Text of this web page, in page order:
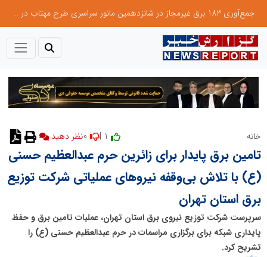
جمع‌آوری 183 برق غیرمجاز در شانزدهمین مانور سراسری طرح مهتاب در استان تهران
خانه نظر دهید
تامین برق پایدار برای زائرین حرم عبدالعظیم حسنی
(ع) با تلاش بی‌وقفه نیروهای عملیاتی شرکت توزیع
برق استان تهران
سرپرست شرکت توزیع نیروی برق استان تهران، عملیات تامین برق و حفظ
پایداری شبکه برای برگزاری مراسمات در حرم عبدالعظیم حسنی (ع) را
تشریح کرد.